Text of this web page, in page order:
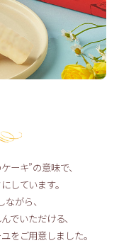
ーキ”の意味で、
しています。
がら、
でいただける、
をご用意しました。